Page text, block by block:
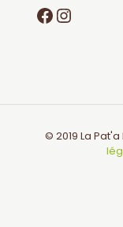
Facebook
© 2019 La